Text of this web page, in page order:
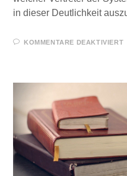
in dieser Deutlichkeit
KOMMENTARE DEAKTIVIERT